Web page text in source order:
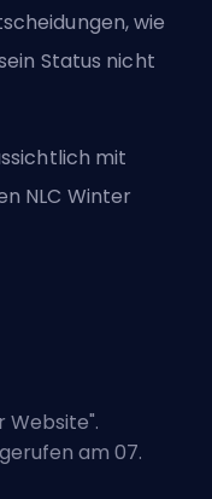
wie
Status nicht
mit
NLC Winter
Website".
am 07.